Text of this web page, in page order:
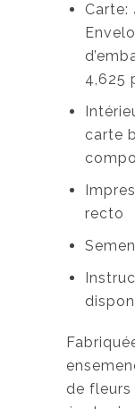
Carte:
4,625
carte
recto
de